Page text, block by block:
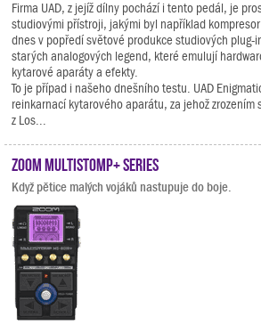
Firma UAD, z jejíž dílny pochází i tento pedál, je
studiovými přístroji, jakými byl například
dnes v popředí světové produkce studiových plug-
starých analogových legend, které emulují
kytarové aparáty a efekty.
To je případ i našeho dnešního testu. UAD
reinkarnací kytarového aparátu, za jehož
z Los...
Zoom MultiStomp+ Series
Když pětice malých vojáků nastupuje do boje.